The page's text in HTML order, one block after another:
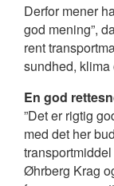
Derfor mener
god mening”,
rent
sundhed,
En god
”Det er rigtig
med det her
Øhrberg Krag